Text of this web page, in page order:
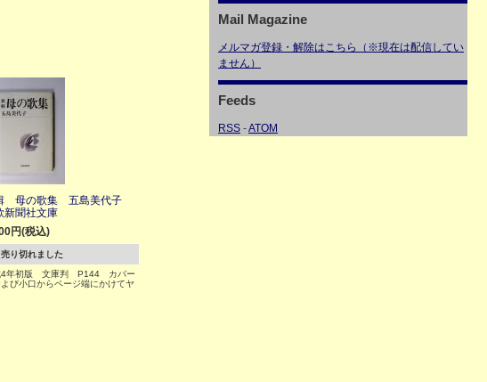
母の歌集 五島美代子
新聞社文庫
円(税込)
売り切れました
4年初版 文庫判 P144 カバー
び小口からページ端にかけてヤ
Mail Magazine
メルマガ登録・解除はこちら（※現在は配信してい
ません）
Feeds
RSS -ATOM